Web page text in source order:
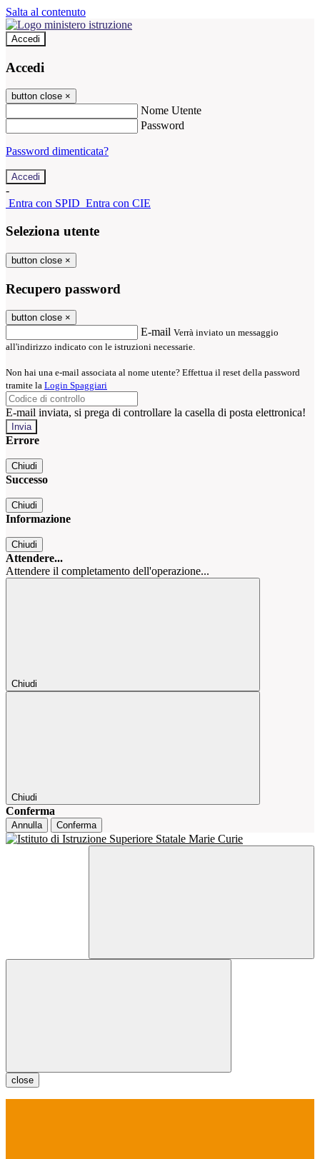
Salta al contenuto
Accedi
Accedi
button close ×
Nome Utente
Password
Password dimenticata?
-
Entra con SPID Entra con CIE
Seleziona utente
button close ×
Recupero password
button close ×
E-mail Verrà inviato un messaggio
all'indirizzo indicato con le istruzioni necessarie.
Non hai una e-mail associata al nome utente? Effettua il reset della password
tramite la Login Spaggiari
E-mail inviata, si prega di controllare la casella di posta elettronica!
Errore
Chiudi
Successo
Chiudi
Informazione
Chiudi
Attendere...
Attendere il completamento dell'operazione...
Chiudi
Chiudi
Conferma
Annulla Conferma
close